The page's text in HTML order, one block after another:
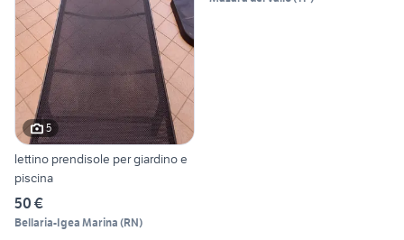
5
lettino prendisole per giardino e
piscina
50 €
Bellaria-Igea Marina (RN)